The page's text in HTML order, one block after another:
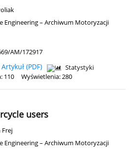
Engineering – Archiwum Motoryzacji
AM/172917
Artykuł (PDF)
Statystyki
110 Wyświetlenia: 280
users
Frej
Engineering – Archiwum Motoryzacji